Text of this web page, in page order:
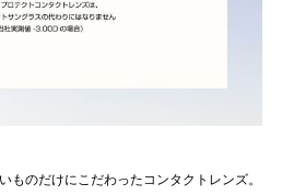
ものだけにこだわったコンタクトレンズ。